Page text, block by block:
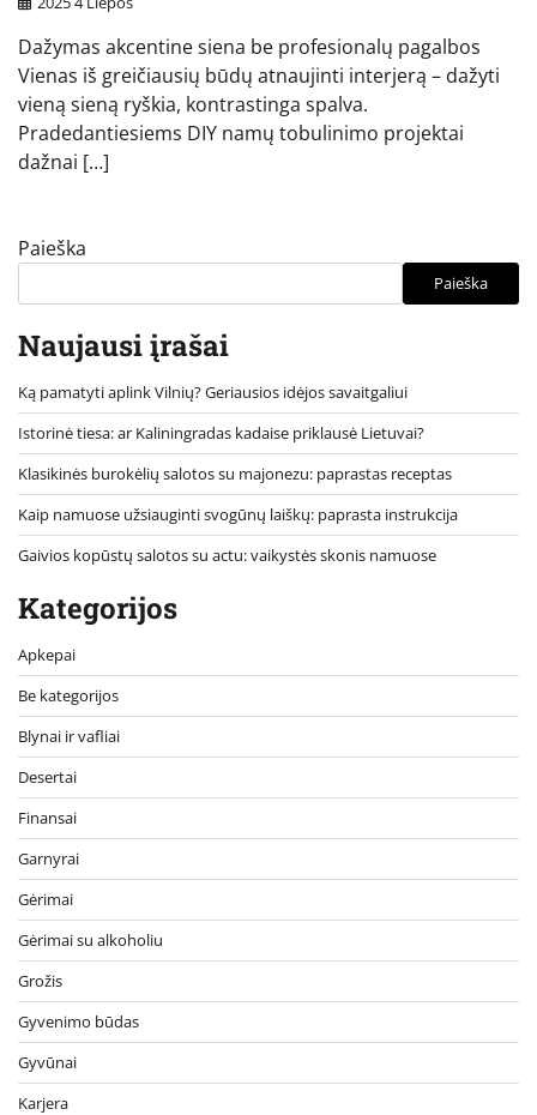
Dažymas akcentine siena be profesionalų pagalbos
Vienas iš greičiausių būdų atnaujinti interjerą – dažyti
vieną sieną ryškia, kontrastinga spalva.
Pradedantiesiems DIY namų tobulinimo projektai
dažnai […]
Paieška
Paieška
Naujausi įrašai
Ką pamatyti aplink Vilnių? Geriausios idėjos savaitgaliui
Istorinė tiesa: ar Kaliningradas kadaise priklausė Lietuvai?
Klasikinės burokėlių salotos su majonezu: paprastas receptas
Kaip namuose užsiauginti svogūnų laiškų: paprasta instrukcija
Gaivios kopūstų salotos su actu: vaikystės skonis namuose
Kategorijos
Apkepai
Be kategorijos
Blynai ir vafliai
Desertai
Finansai
Garnyrai
Gėrimai
Gėrimai su alkoholiu
Grožis
Gyvenimo būdas
Gyvūnai
Karjera